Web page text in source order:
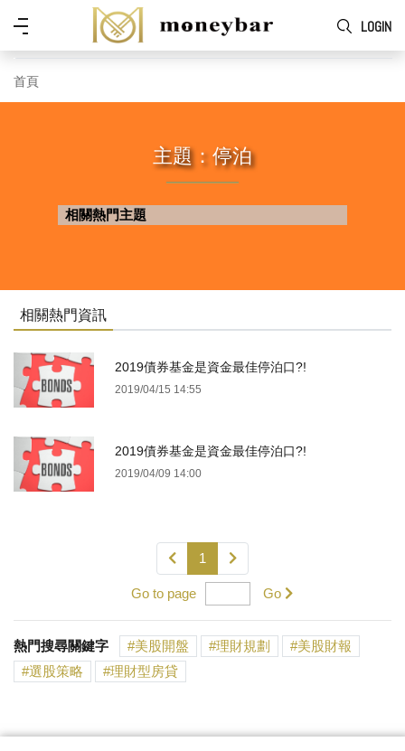
Skip to main content
LOGIN
功
首頁
主題：停泊
相關熱門主題
相關熱門資訊
2019債券基金是資金最佳停泊口?!
2019/04/15 14:55
2019債券基金是資金最佳停泊口?!
2019/04/09 14:00
1
Go to page Go
熱門搜尋關鍵字 美股開盤 理財規劃
美股財報
選股策略
理財型房貸